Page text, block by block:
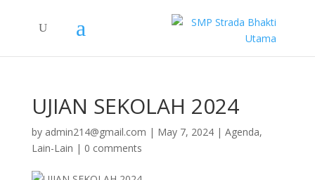
UJIAN SEKOLAH 2024
by admin214@gmail.com | May 7, 2024| Agenda,
Lain-Lain | 0 comments